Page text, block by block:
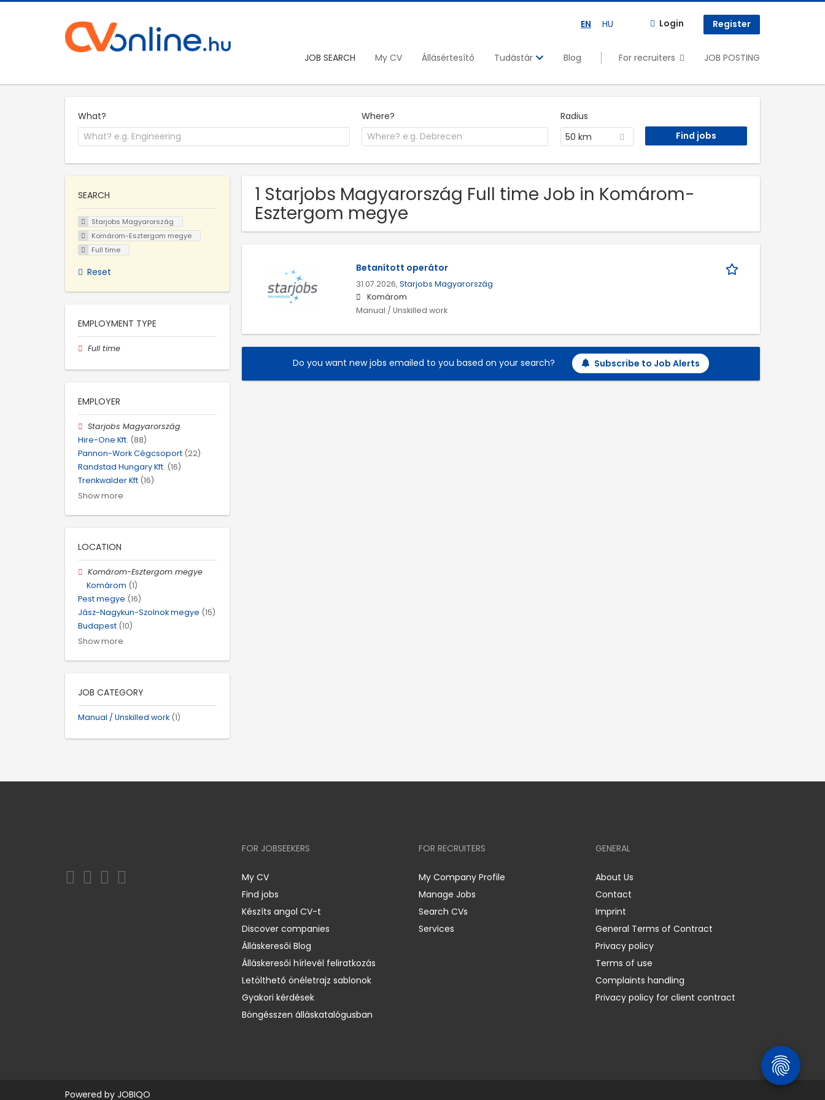
EN HU Login Register
JOB SEARCH My CV Állásértesítő Tudástár Blog For recruiters JOB POSTING
What? Where?
Radius
50 km
1 Starjobs Magyarország Full time Job in Komárom-
Esztergom megye
Betanított operátor
31.07.2026, Starjobs Magyarország
Komárom
Manual / Unskilled work
Do you want new jobs emailed to you based on your search? Subscribe to Job Alerts
SEARCH
Starjobs Magyarország
Komárom-Esztergom megye
Full time
Reset
EMPLOYMENT TYPE
Full time
EMPLOYER
Starjobs Magyarország
Hire-One Kft. (88)
Pannon-Work Cégcsoport (22)
Randstad Hungary Kft. (16)
Trenkwalder Kft (16)
Show more
LOCATION
Komárom-Esztergom megye
Komárom (1)
Pest megye (16)
Jász-Nagykun-Szolnok megye (15)
Budapest (10)
Show more
JOB CATEGORY
Manual / Unskilled work (1)
FOR JOBSEEKERS
My CV
Find jobs
Készíts angol CV-t
Discover companies
Álláskeresői Blog
Álláskeresői hírlevél feliratkozás
Letölthető önéletrajz sablonok
Gyakori kérdések
Böngésszen álláskatalógusban
FOR RECRUITERS
My Company Profile
Manage Jobs
Search CVs
Services
GENERAL
About Us
Contact
Imprint
General Terms of Contract
Privacy policy
Terms of use
Complaints handling
Privacy policy for client contract
Powered by JOBIQO